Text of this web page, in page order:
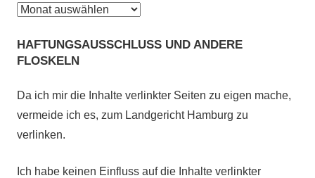
Was
geschah:
HAFTUNGSAUSSCHLUSS UND ANDERE
FLOSKELN
Da ich mir die Inhalte verlinkter Seiten zu eigen mache,
vermeide ich es, zum Landgericht Hamburg zu
verlinken.
Ich habe keinen Einfluss auf die Inhalte verlinkter